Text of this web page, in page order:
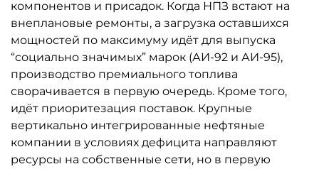
компонентов и присадок. Когда НПЗ встают на
внеплановые ремонты, а загрузка оставшихся
мощностей по максимуму идёт для выпуска
“социально значимых” марок (АИ-92 и АИ-95),
производство премиального топлива
сворачивается в первую очередь. Кроме того,
идёт приоритезация поставок. Крупные
вертикально интегрированные нефтяные
компании в условиях дефицита направляют
ресурсы на собственные сети, но в первую